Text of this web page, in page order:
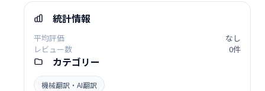
統計情報
平均評価
なし
レビュー数
0件
カテゴリー
機械翻訳・AI翻訳